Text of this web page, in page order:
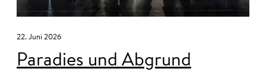
22. Juni 2026
Paradies und Abgrund